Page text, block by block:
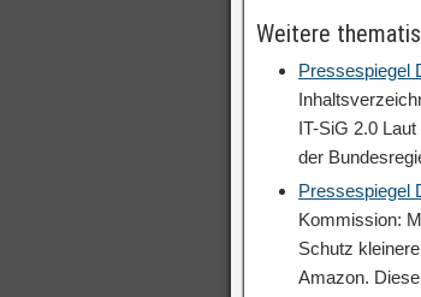
Weitere
Pressespiegel
IT-SiG 2.0
der
Pressespiegel
Kommission:
Schutz
Amazon.